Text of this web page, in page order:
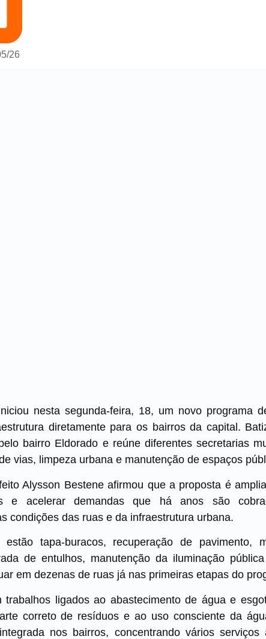
26
nesta segunda-feira, 18, um novo programa
diretamente para os bairros da capital.
bairro Eldorado e reúne diferentes secretarias
vias, limpeza urbana e manutenção de espaços
Alysson Bestene afirmou que a proposta é
e acelerar demandas que há anos são
condições das ruas e da infraestrutura urbana.
tapa-buracos, recuperação de pavimento,
de entulhos, manutenção da iluminação
em dezenas de ruas já nas primeiras etapas do
ligados ao abastecimento de água e
correto de resíduos e ao uso consciente da
nos bairros, concentrando vários